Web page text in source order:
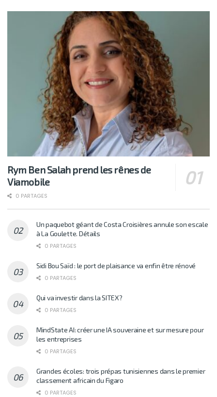
Rym Ben Salah prend les rênes de
Viamobile
0 PARTAGES
Un paquebot géant de Costa Croisières annule son escale
à La Goulette. Détails
0 PARTAGES
Sidi Bou Saïd : le port de plaisance va enfin être rénové
0 PARTAGES
Qui va investir dans la SITEX?
0 PARTAGES
MindState AI: créer une IA souveraine et sur mesure pour
les entreprises
0 PARTAGES
Grandes écoles: trois prépas tunisiennes dans le premier
classement africain du Figaro
0 PARTAGES